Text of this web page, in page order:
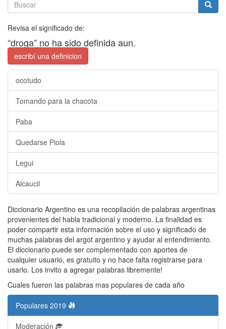
Revisa el significado de:
“droga” no ha sido definida aun.
escribí una definicion
ocotudo
Tomando para la chacota
Paba
Quedarse Piola
Legui
Alcaucil
Diccionario Argentino es una recopilación de palabras argentinas
provenientes del habla tradicional y moderno. La finalidad es
poder compartir esta información sobre el uso y significado de
muchas palabras del argot argentino y ayudar al entendimiento.
El diccionario puede ser complementado con aportes de
cualquier usuario, es gratuito y no hace falta registrarse para
usarlo. Los invito a agregar palabras libremente!
Cuales fueron las palabras mas populares de cada año
Populares 2019
Moderación